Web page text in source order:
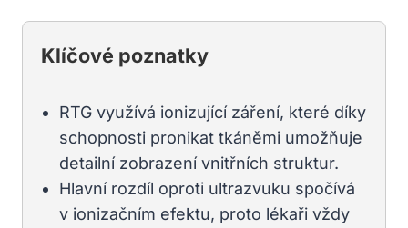
Klíčové poznatky
RTG využívá ionizující záření, které díky
schopnosti pronikat tkáněmi umožňuje
detailní zobrazení vnitřních struktur.
Hlavní rozdíl oproti ultrazvuku spočívá
v ionizačním efektu, proto lékaři vždy